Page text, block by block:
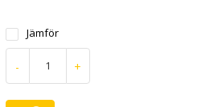
Jämför
- +